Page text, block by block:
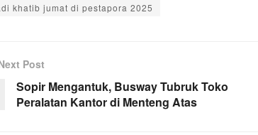
khatib jumat di pestapora 2025
Post
Sopir Mengantuk, Busway Tubruk Toko
Peralatan Kantor di Menteng Atas